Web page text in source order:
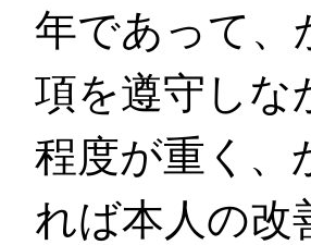
年であって、
項を遵守しな
程度が重く、
れば本人の改